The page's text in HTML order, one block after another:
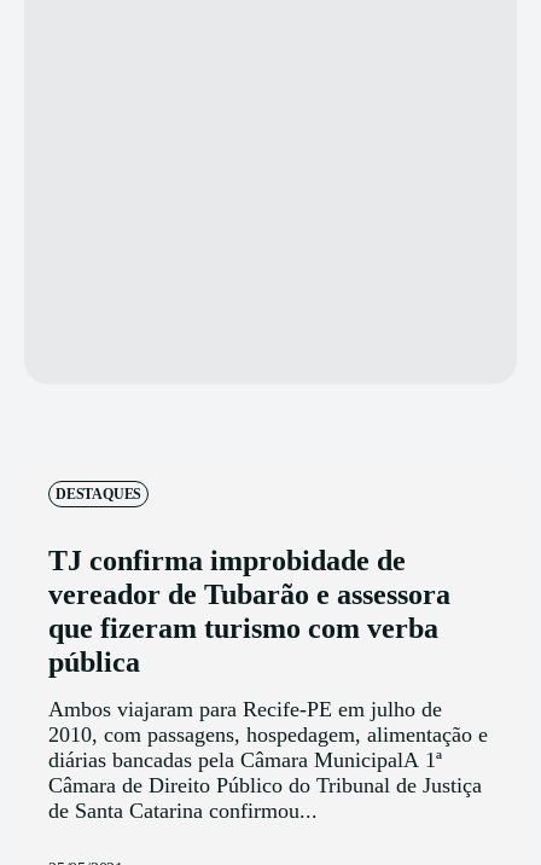
DESTAQUES
TJ confirma improbidade de
vereador de Tubarão e assessora
que fizeram turismo com verba
pública
Ambos viajaram para Recife-PE em julho de
2010, com passagens, hospedagem, alimentação e
diárias bancadas pela Câmara MunicipalA 1ª
Câmara de Direito Público do Tribunal de Justiça
de Santa Catarina confirmou...